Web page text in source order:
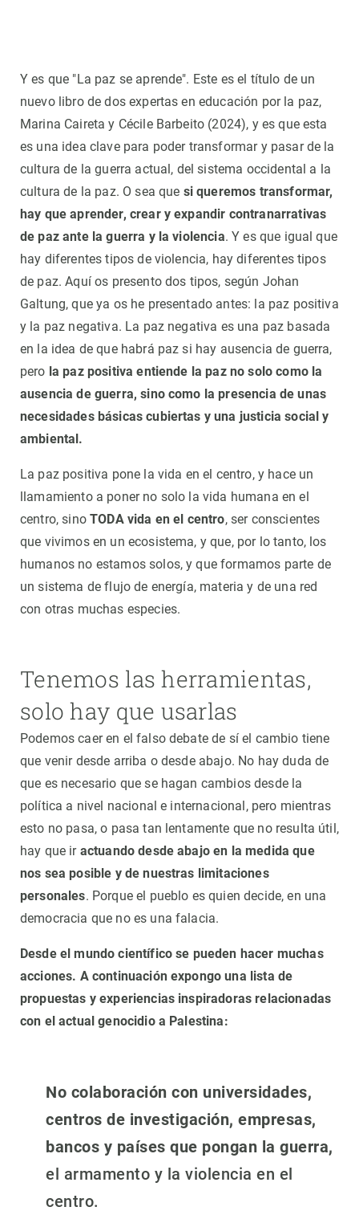
Y es que "La paz se aprende". Este es el título de un
nuevo libro de dos expertas en educación por la paz,
Marina Caireta y Cécile Barbeito (2024), y es que esta
es una idea clave para poder transformar y pasar de la
cultura de la guerra actual, del sistema occidental a la
cultura de la paz. O sea que si queremos transformar,
hay que aprender, crear y expandir contranarrativas
de paz ante la guerra y la violencia. Y es que igual que
hay diferentes tipos de violencia, hay diferentes tipos
de paz. Aquí os presento dos tipos, según Johan
Galtung, que ya os he presentado antes: la paz positiva
y la paz negativa. La paz negativa es una paz basada
en la idea de que habrá paz si hay ausencia de guerra,
pero la paz positiva entiende la paz no solo como la
ausencia de guerra, sino como la presencia de unas
necesidades básicas cubiertas y una justicia social y
ambiental.
La paz positiva pone la vida en el centro, y hace un
llamamiento a poner no solo la vida humana en el
centro, sinoTODA vida en el centro, ser conscientes
que vivimos en un ecosistema, y que, por lo tanto, los
humanos no estamos solos, y que formamos parte de
un sistema de flujo de energía, materia y de una red
con otras muchas especies.
Tenemos las herramientas,
solo hay que usarlas
Podemos caer en el falso debate de sí el cambio tiene
que venir desde arriba o desde abajo. No hay duda de
que es necesario que se hagan cambios desde la
política a nivel nacional e internacional, pero mientras
esto no pasa, o pasa tan lentamente que no resulta útil,
hay que ir actuando desde abajo en la medida que
nos sea posible y de nuestras limitaciones
personales. Porque el pueblo es quien decide, en una
democracia que no es una falacia.
Desde el mundo científico se pueden hacer muchas
acciones. A continuación expongo una lista de
propuestas y experiencias inspiradoras relacionadas
con el actual genocidio a Palestina:
No colaboración con universidades,
centros de investigación, empresas,
bancos y países que pongan la guerra,
el armamento y la violencia en el
centro.